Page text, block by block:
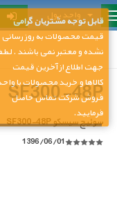
واحد پول
SF300-48P
سوئیچ سیسکو SF300-48P
1396/06/01
قابل توجه مشتریان گرامی
قیمت محصولات به روز رسانی
نشده و معتبر نمی باشند .
جهت اطلاع از آخرین قیمت
کالاها و خرید محصولات با
فروش شرکت تماس حاصل
فرمایید.